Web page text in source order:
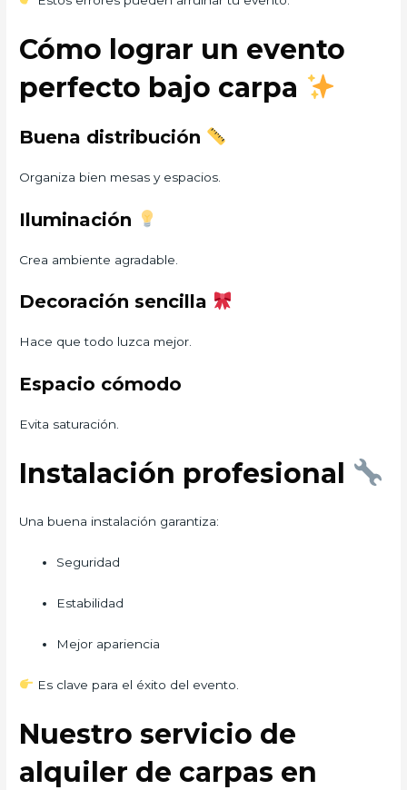
Cómo lograr un evento
perfecto bajo carpa
Buena distribución
Organiza bien mesas y espacios.
Iluminación
Crea ambiente agradable.
Decoración sencilla
Hace que todo luzca mejor.
Espacio cómodo
Evita saturación.
Instalación profesional
Una buena instalación garantiza:
Seguridad
Estabilidad
Mejor apariencia
Es clave para el éxito del evento.
Nuestro servicio de
alquiler de carpas en